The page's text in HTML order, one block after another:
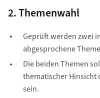
2. Themenwahl
Geprüft werden zwei
abgesprochene
Die beiden Themen
thematischer Hinsicht
sein.